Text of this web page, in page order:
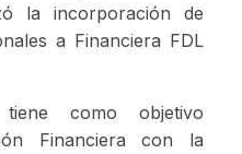
la incorporación de
a Financiera FDL
como objetivo
Financiera con la